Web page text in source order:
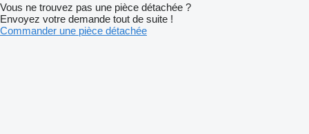
Vous ne trouvez pas une pièce détachée ?
Envoyez votre demande tout de suite !
Commander une pièce détachée